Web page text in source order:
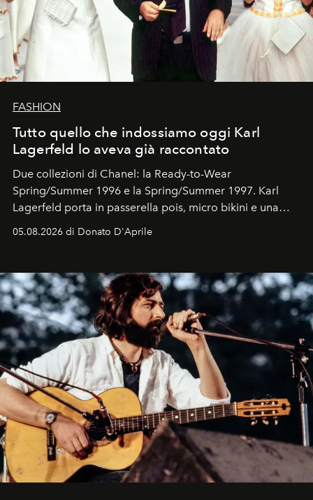
FASHION
Tutto quello che indossiamo oggi Karl
Lagerfeld lo aveva già raccontato
Due collezioni di Chanel: la Ready-to-Wear
Spring/Summer 1996 e la Spring/Summer 1997. Karl
Lagerfeld porta in passerella pois, micro bikini e una
logomania pensata per la spiaggia
Kate, Claudia e Carla una dietro l'altra. Trent'anni dopo,
uno dei documenti più contemporanei che abbiamo.
05.08.2026 di Donato D'Aprile